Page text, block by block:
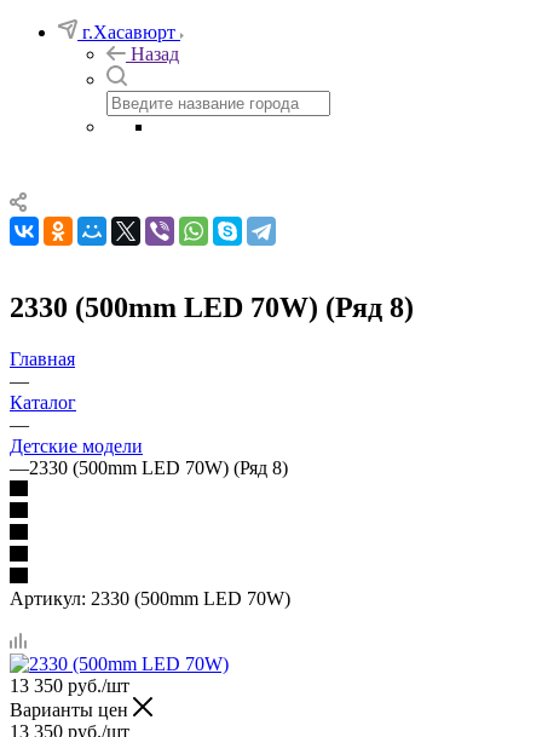
г.Хасавюрт
Назад
2330 (500mm LED 70W) (Ряд 8)
Главная
—
Каталог
—
Детские модели
—2330 (500mm LED 70W) (Ряд 8)
Артикул: 2330 (500mm LED 70W)
13 350 руб./шт
Варианты цен
13 350 руб./шт